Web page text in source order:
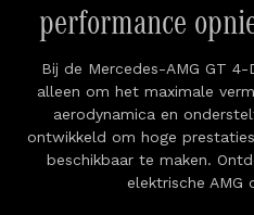
performance
Bij de Mercedes-AMG GT
alleen om het maximale
aerodynamica en
ontwikkeld om hoge
beschikbaar te maken.
elektrische AMG